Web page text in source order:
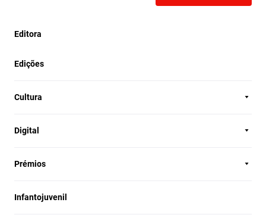
Editora
Edições
Cultura
Digital
Prémios
Infantojuvenil